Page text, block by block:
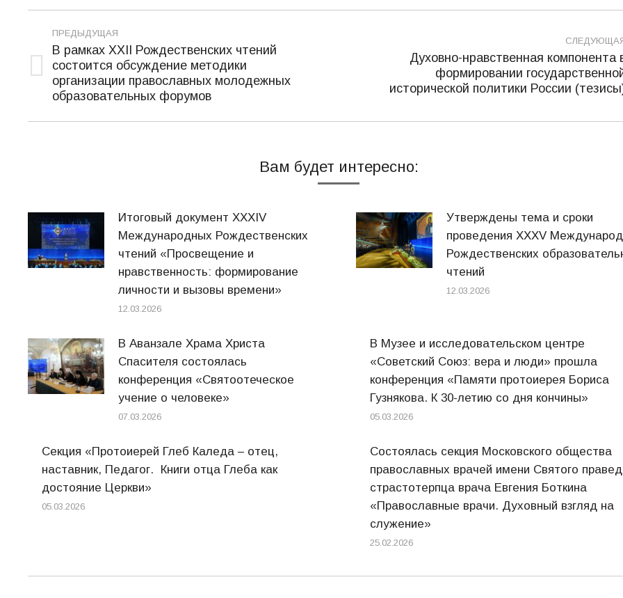
Навигация
по
записям
ПРЕДЫДУЩАЯ
Предыдущая
запись:
В рамках XXII Рождественских чтений
состоится обсуждение методики
организации православных молодежных
образовательных форумов
запись:
Духовно-нравственная компонента
формировании
исторической политики России
Вам будет интересно:
Итоговый документ XXХIV
Международных Рождественских
чтений «Просвещение и
нравственность: формирование
личности и вызовы времени»
12.03.2026
Утверждены тема и сроки
проведения XXXV
Рождественских
чтений
12.03.2026
В Аванзале Храма Христа
Спасителя состоялась
конференция «Святоотеческое
учение о человеке»
07.03.2026
В Музее и исследовательском центре
«Советский Союз: вера и люди» прошла
конференция «Памяти протоиерея Бориса
Гузнякова. К 30-летию со дня кончины»
05.03.2026
Секция «Протоиерей Глеб Каледа – отец,
наставник, Педагог. Книги отца Глеба как
достояние Церкви»
05.03.2026
Состоялась секция Московского общества
православных врачей имени Святого
страстотерпца врача Евгения Боткина
«Православные врачи. Духовный взгляд на
служение»
25.02.2026